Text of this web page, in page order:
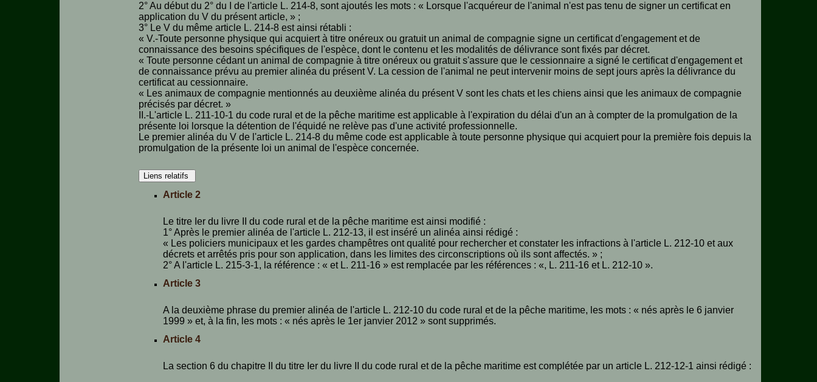
2° Au début du 2° du I de l'article L. 214-8, sont ajoutés les mots : « Lorsque l'acquéreur de l'animal n'est pas tenu de signer un certificat en
application du V du présent article, » ;
3° Le V du même article L. 214-8 est ainsi rétabli :
« V.-Toute personne physique qui acquiert à titre onéreux ou gratuit un animal de compagnie signe un certificat d'engagement et de
connaissance des besoins spécifiques de l'espèce, dont le contenu et les modalités de délivrance sont fixés par décret.
« Toute personne cédant un animal de compagnie à titre onéreux ou gratuit s'assure que le cessionnaire a signé le certificat d'engagement et
de connaissance prévu au premier alinéa du présent V. La cession de l'animal ne peut intervenir moins de sept jours après la délivrance du
certificat au cessionnaire.
« Les animaux de compagnie mentionnés au deuxième alinéa du présent V sont les chats et les chiens ainsi que les animaux de compagnie
précisés par décret. »
II.-L'article L. 211-10-1 du code rural et de la pêche maritime est applicable à l'expiration du délai d'un an à compter de la promulgation de la
présente loi lorsque la détention de l'équidé ne relève pas d'une activité professionnelle.
Le premier alinéa du V de l'article L. 214-8 du même code est applicable à toute personne physique qui acquiert pour la première fois depuis la
promulgation de la présente loi un animal de l'espèce concernée.
Liens relatifs
Article 2
Le titre Ier du livre II du code rural et de la pêche maritime est ainsi modifié :
1° Après le premier alinéa de l'article L. 212-13, il est inséré un alinéa ainsi rédigé :
« Les policiers municipaux et les gardes champêtres ont qualité pour rechercher et constater les infractions à l'article L. 212-10 et aux
décrets et arrêtés pris pour son application, dans les limites des circonscriptions où ils sont affectés. » ;
2° A l'article L. 215-3-1, la référence : « et L. 211-16 » est remplacée par les références : «, L. 211-16 et L. 212-10 ».
Article 3
A la deuxième phrase du premier alinéa de l'article L. 212-10 du code rural et de la pêche maritime, les mots : « nés après le 6 janvier
1999 » et, à la fin, les mots : « nés après le 1er janvier 2012 » sont supprimés.
Article 4
La section 6 du chapitre II du titre Ier du livre II du code rural et de la pêche maritime est complétée par un article L. 212-12-1 ainsi rédigé :